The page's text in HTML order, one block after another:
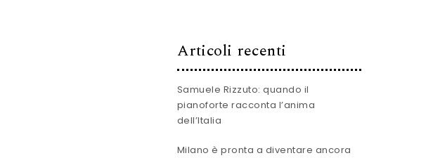
Articoli recenti
Samuele Rizzuto: quando il
pianoforte racconta l’anima
dell’Italia
Milano è pronta a diventare ancora